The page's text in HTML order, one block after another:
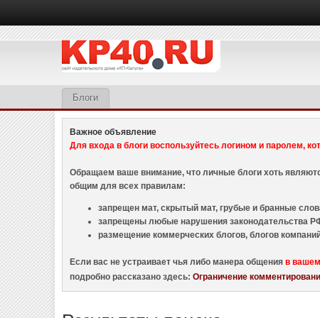
Блоги
Важное объявление
Для входа в блоги воспользуйтесь логином и паролем,
Обращаем ваше внимание, что личные блоги хоть
общим для всех правилам:
запрещен мат, скрытый мат, грубые и бранные
запрещены любые нарушения законодательства
размещение коммерческих блогов, блогов
Если вас не устраивает чья либо манера общенияв
подробно рассказано здесь:Ограничение